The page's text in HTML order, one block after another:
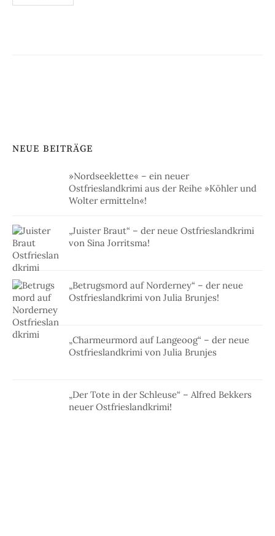
der
NEUE BEITRÄGE
»Nordseeklette« – ein neuer
Ostfrieslandkrimi aus der Reihe »Köhler und
Wolter ermitteln«!
„Juister Braut“ – der neue Ostfrieslandkrimi
von Sina Jorritsma!
„Betrugsmord auf Norderney“ – der neue
Ostfrieslandkrimi von Julia Brunjes!
„Charmeurmord auf Langeoog“ – der neue
Ostfrieslandkrimi von Julia Brunjes
„Der Tote in der Schleuse“ – Alfred Bekkers
neuer Ostfrieslandkrimi!